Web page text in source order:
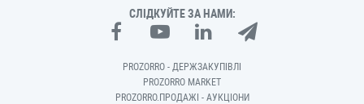
СЛІДКУЙТЕ ЗА НАМИ:
PROZORRO - ДЕРЖЗАКУПІВЛІ
PROZORRO MARKET
PROZORRO.ПРОДАЖІ - АУКЦІОНИ